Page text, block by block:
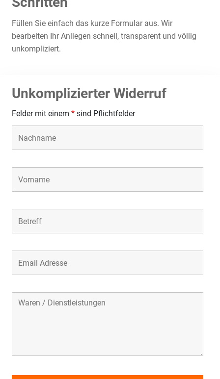
Füllen Sie einfach das kurze Formular aus. Wir
bearbeiten Ihr Anliegen schnell, transparent und völlig
unkompliziert.
Unkomplizierter Widerruf
Felder mit einem * sind Pflichtfelder